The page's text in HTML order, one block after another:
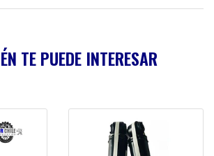
TE PUEDE INTERESAR